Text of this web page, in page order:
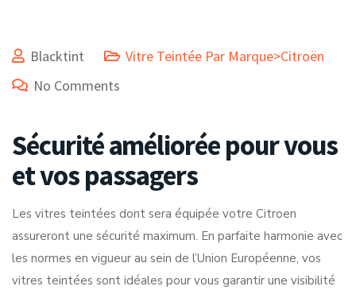
Blacktint
Vitre Teintée Par Marque>Citroën
No Comments
Sécurité améliorée pour vous
et vos passagers
Les vitres teintées dont sera équipée votre Citroen
assureront une sécurité maximum. En parfaite harmonie avec
les normes en vigueur au sein de l’Union Européenne, vos
vitres teintées sont idéales pour vous garantir une visibilité